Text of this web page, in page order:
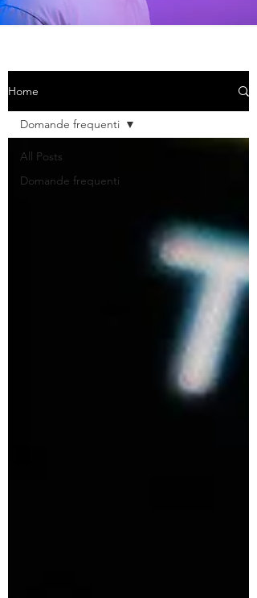
Home
All Posts
Domande frequenti
Domande frequenti